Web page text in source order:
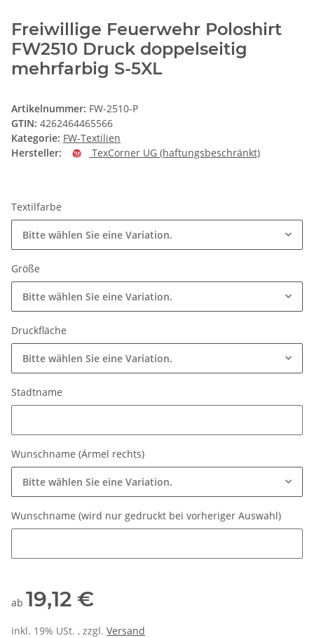
Freiwillige Feuerwehr Poloshirt
FW2510 Druck doppelseitig
mehrfarbig S-5XL
Artikelnummer: FW-2510-P
GTIN: 4262464465566
Kategorie: FW-Textilien
Hersteller:
TexCorner UG (haftungsbeschränkt)
Textilfarbe
Bitte wählen Sie eine Variation.
Größe
Bitte wählen Sie eine Variation.
Druckfläche
Bitte wählen Sie eine Variation.
Stadtname
Wunschname (Ärmel rechts)
Bitte wählen Sie eine Variation.
Wunschname (wird nur gedruckt bei vorheriger Auswahl)
ab 19,12 €
inkl. 19% USt. , zzgl. Versand